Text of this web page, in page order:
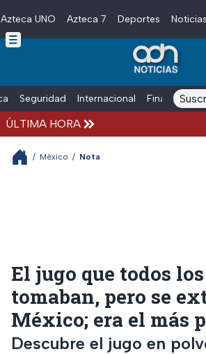
Skip to main content
Azteca UNO Azteca 7 Deportes Noticias
Seguridad Internacional Finanzas
ÚLTIMA HORA
/ México / Nota
El jugo que todos
tomaban, pero se
México; era el más
Descubre el jugo en